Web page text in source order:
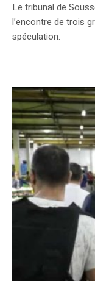
Le tribunal de
l’encontre de trois
spéculation.